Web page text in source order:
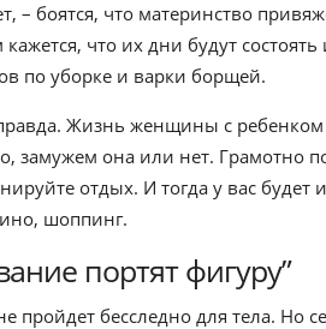
– боятся, что материнство
что их дни будут
по уборке и варки борщей.
Жизнь женщины с ребенком
замужем она или нет. Грамотно
отдых. И тогда у вас
шоппинг.
портят фигуру”
пройдет бесследно для тела. Но